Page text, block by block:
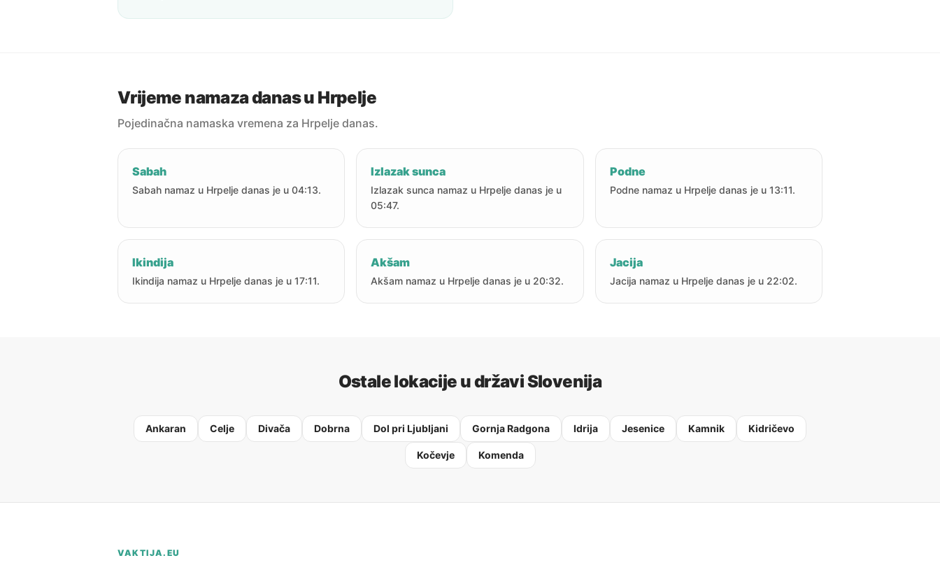
Vrijeme namaza danas u Hrpelje
Pojedinačna namaska vremena za Hrpelje danas.
Sabah
Sabah namaz u Hrpelje danas je u 04:13.
Izlazak sunca
Izlazak sunca namaz u Hrpelje danas je u
05:47.
Podne
Podne namaz u Hrpelje danas je u 13:11.
Ikindija
Ikindija namaz u Hrpelje danas je u 17:11.
Akšam
Akšam namaz u Hrpelje danas je u 20:32.
Jacija
Jacija namaz u Hrpelje danas je u 22:02.
Ostale lokacije u državi Slovenija
Ankaran Celje Divača Dobrna Dol pri Ljubljani Gornja Radgona Idrija Jesenice Kamnik Kidričevo
Kočevje Komenda
VAKTIJA.EU